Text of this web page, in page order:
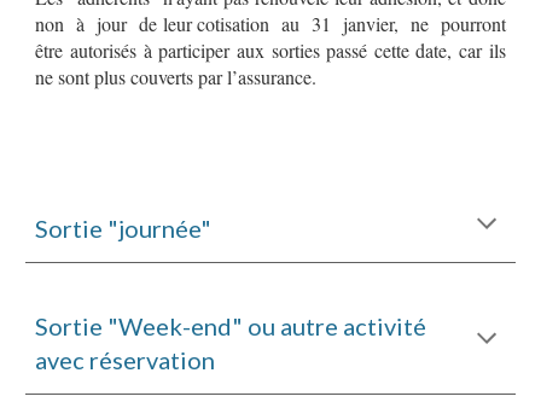
non à jour de leur cotisation au 31 janvier, ne pourront
être autorisés à participer aux sorties passé cette date, car ils
ne sont plus couverts par l’assurance.
Sortie "journée"
Sortie "Week-end" ou autre activité
avec réservation